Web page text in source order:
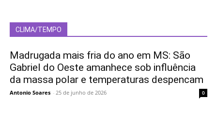
CLIMA/TEMPO
Madrugada mais fria do ano em MS: São
Gabriel do Oeste amanhece sob influência
da massa polar e temperaturas despencam
Antonio Soares - 25 de junho de 2026 0